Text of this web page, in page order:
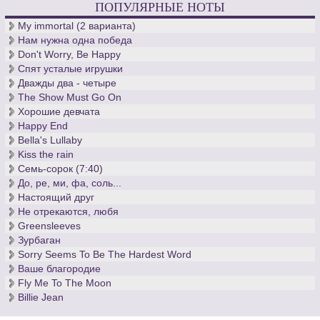
ПОПУЛЯРНЫЕ НОТЫ
My immortal (2 варианта)
Нам нужна одна победа
Don't Worry, Be Happy
Спят усталые игрушки
Дважды два - четыре
The Show Must Go On
Хорошие девчата
Happy End
Bella's Lullaby
Kiss the rain
Семь-сорок (7:40)
До, ре, ми, фа, соль...
Настоящий друг
Не отрекаются, любя
Greensleeves
Зурбаган
Sorry Seems To Be The Hardest Word
Ваше благородие
Fly Me To The Moon
Billie Jean